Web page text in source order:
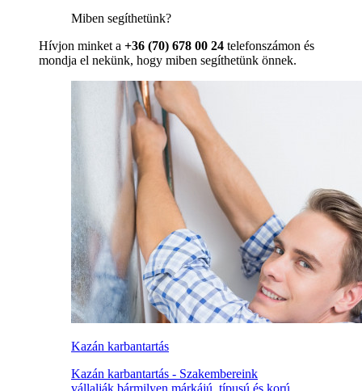
Miben segíthetünk?
Hívjon minket a +36 (70) 678 00 24 telefonszámon és
mondja el nekünk, hogy miben segíthetünk önnek.
Kazán karbantartás
Kazán karbantartás - Szakembereink
vállalják bármilyen márkájú, típusú és korú